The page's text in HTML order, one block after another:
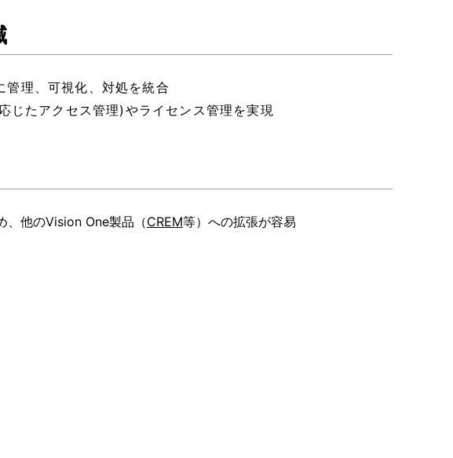
理、可視化、対処を統合
じたアクセス管理)やライセンス管理を実現
、他のVision One製品（CREM等）への拡張が容易